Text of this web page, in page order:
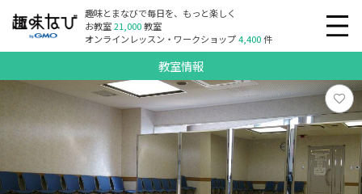
趣味とまなびで毎日を、もっと楽しく
お教室21,000教室
オンラインレッスン・ワークショップ4,400件
教室情報